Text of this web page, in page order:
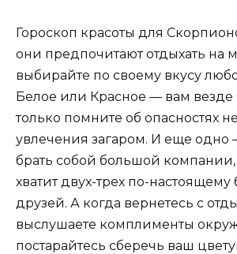
Гороскоп красоты для
они предпочитают отдыхать на
выбирайте по своему вкусу
Белое или Красное — вам везде
только помните об опасностях
увлечения загаром. И еще одно
брать собой большой
хватит двух-трех по-настоящему
друзей. А когда вернетесь с
выслушаете комплименты
постарайтесь сберечь ваш